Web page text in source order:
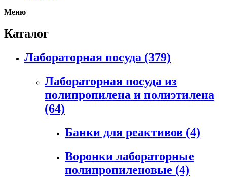
Меню
Каталог
Лабораторная посуда (379)
Лабораторная посуда из
полипропилена и полиэтилена
(64)
Банки для реактивов (4)
Воронки лабораторные
полипропиленовые (4)